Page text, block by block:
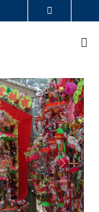
認識科大
Next